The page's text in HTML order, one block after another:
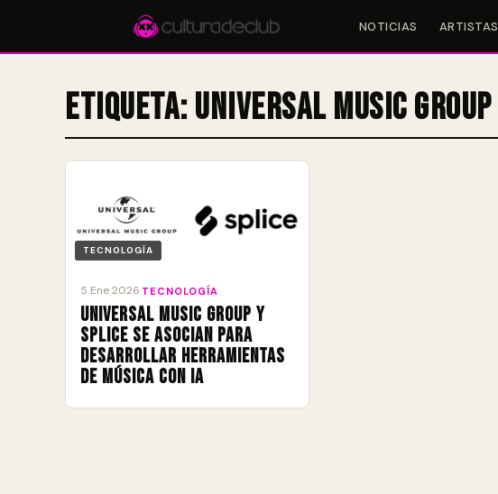
NOTICIAS ARTISTAS
Accesos rápidos:
Etiqueta: Universal Music Group
TECNOLOGÍA
5 Ene 2026 TECNOLOGÍA
Universal Music Group y
Splice se asocian para
desarrollar herramientas
de música con IA